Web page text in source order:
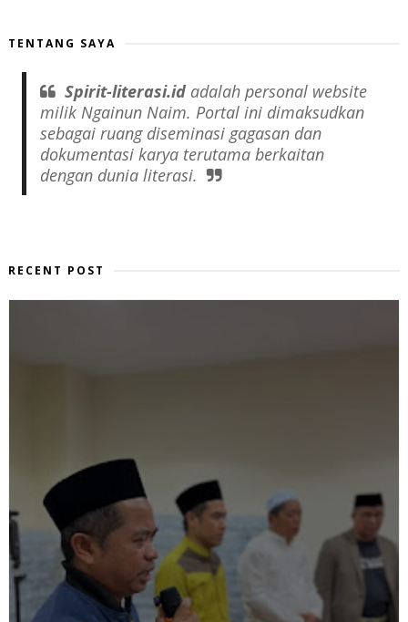
TENTANG SAYA
Spirit-literasi.idadalah personal website
milik Ngainun Naim. Portal ini dimaksudkan
sebagai ruang diseminasi gagasan dan
dokumentasi karya terutama berkaitan
dengan dunia literasi.
RECENT POST